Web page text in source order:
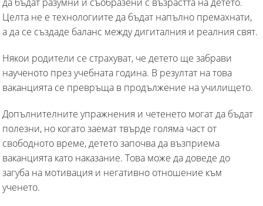
Целта не е технологиите да бъдат напълно премахнати,
а да се създаде баланс между дигиталния и реалния свят.
Някои родители се страхуват, че детето ще забрави
наученото през учебната година. В резултат на това
ваканцията се превръща в продължение на училището.
Допълнителните упражнения и четенето могат да бъдат
полезни, но когато заемат твърде голяма част от
свободното време, детето започва да възприема
ваканцията като наказание. Това може да доведе до
загуба на мотивация и негативно отношение към
ученето.